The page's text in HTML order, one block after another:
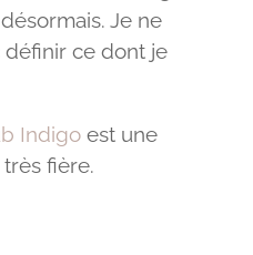
Je ne
définir ce dont je
Indigoest une
très fière.